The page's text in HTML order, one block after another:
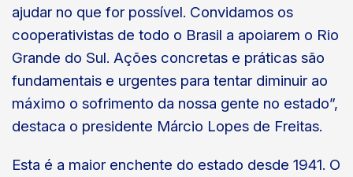
ajudar no que for possível. Convidamos os
cooperativistas de todo o Brasil a apoiarem o Rio
Grande do Sul. Ações concretas e práticas são
fundamentais e urgentes para tentar diminuir ao
máximo o sofrimento da nossa gente no estado”,
destaca o presidente Márcio Lopes de Freitas.
Esta é a maior enchente do estado desde 1941. O